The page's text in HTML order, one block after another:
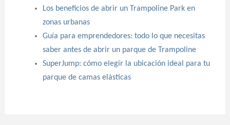
Los beneficios de abrir un Trampoline Park en
zonas urbanas
Guía para emprendedores: todo lo que necesitas
saber antes de abrir un parque de Trampoline
SuperJump: cómo elegir la ubicación ideal para tu
parque de camas elásticas